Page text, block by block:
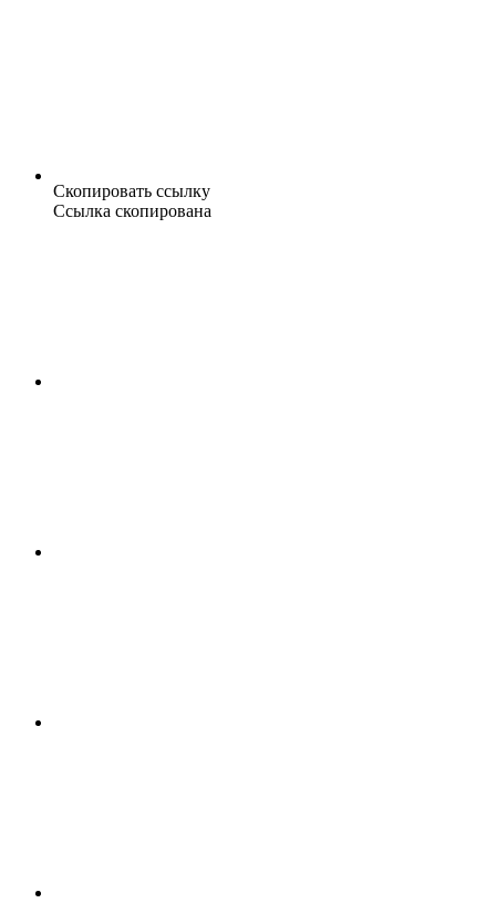
Скопировать ссылку
Ссылка скопирована